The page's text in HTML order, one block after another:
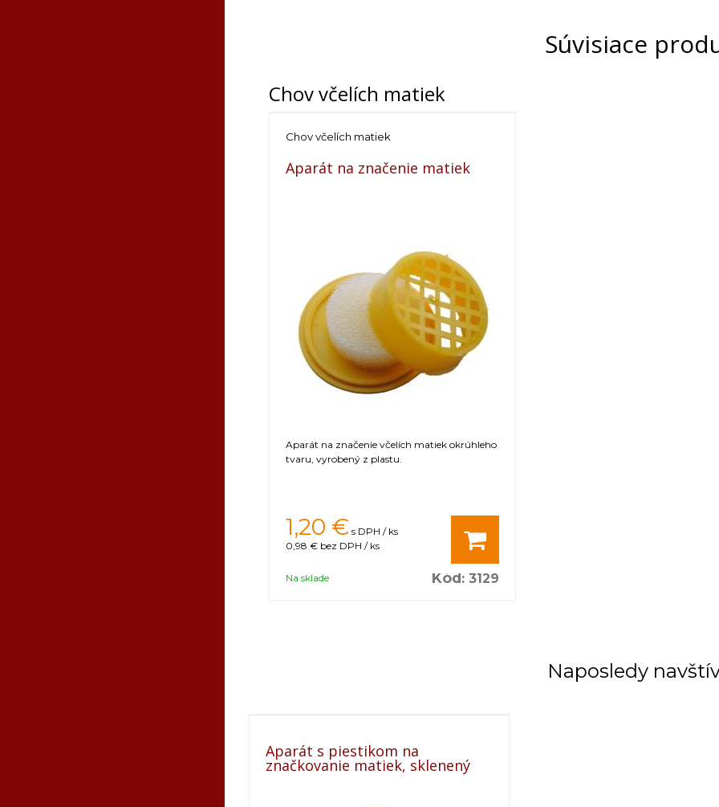
Súvisiace
Chov včelích matiek
Chov včelích matiek
Aparát na značenie matiek
Aparát na značenie včelích matiek okrúhleho
tvaru, vyrobený z plastu.
1,20 € s DPH / ks
0,98 € bez DPH / ks
Na sklade Kód: 3129
Naposledy
Aparát s piestikom na
značkovanie matiek, sklenený